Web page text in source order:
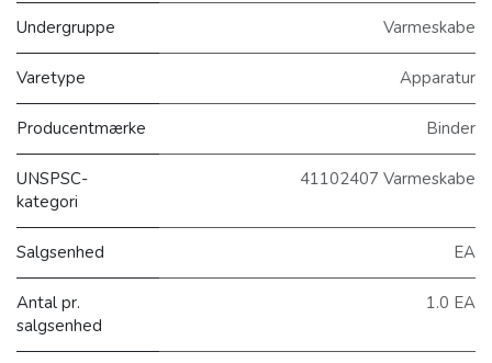
Undergruppe Varmeskabe
Varetype Apparatur
Producentmærke Binder
UNSPSC-
kategori
41102407 Varmeskabe
Salgsenhed EA
Antal pr.
salgsenhed
1.0 EA